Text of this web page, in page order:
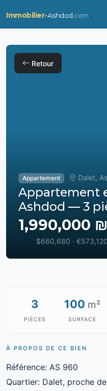
Immobilier-Ashdod .com
Retour
Appartement Dalet,
Appartement
Ashdod — 3
1,990,000 ₪
$660,680 · €573,120
3
PIÈCES
100 m²
SURFACE
À PROPOS DE CE BIEN
Référence: AS 960
Quartier: Dalet, proche